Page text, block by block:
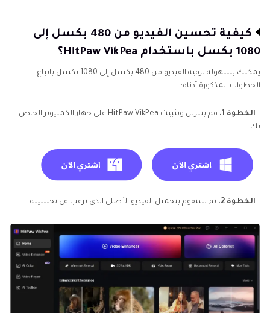
كيفية تحسين الفيديو من 480 بكسل إلى
1080 بكسل باستخدام HitPaw VikPea؟
يمكنك بسهولة ترقية الفيديو من 480 بكسل إلى 1080 بكسل باتباع
الخطوات المذكورة أدناه:
الخطوة 1.
قم بتنزيل وتثبيت HitPaw VikPea على جهاز الكمبيوتر الخاص
بك.
الخطوة 2. ثم ستقوم بتحميل الفيديو الأصلي الذي ترغب في تحسينه.